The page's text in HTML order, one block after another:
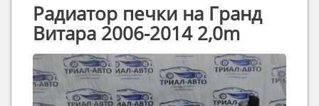
Радиатор печки на Гранд
Витара 2006-2014 2,0m